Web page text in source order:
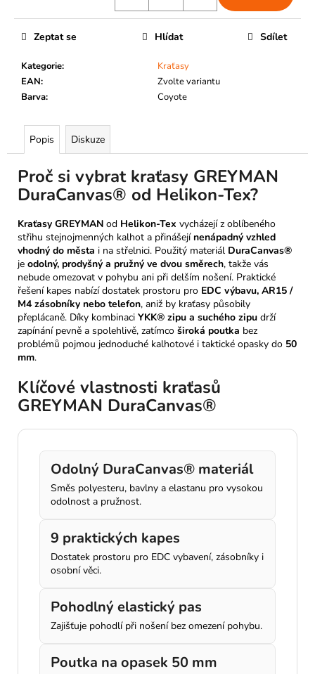
Kategorie:
Kraťasy
EAN:
Zvolte variantu
Barva: Coyote
Zeptat se Hlídat Sdílet
Popis Diskuze
Proč si vybrat kraťasy GREYMAN
DuraCanvas® od Helikon-Tex?
Kraťasy GREYMAN od Helikon-Tex vycházejí z oblíbeného
střihu stejnojmenných kalhot a přinášejínenápadný vzhled
vhodný do města i na střelnici. Použitý materiál DuraCanvas®
je odolný, prodyšný a pružný ve dvou směrech, takže vás
nebude omezovat v pohybu ani při delším nošení. Praktické
řešení kapes nabízí dostatek prostoru pro EDC výbavu, AR15 /
M4 zásobníky nebo telefon, aniž by kraťasy působily
přeplácaně. Díky kombinaci YKK® zipu a suchého zipu drží
zapínání pevně a spolehlivě, zatímco široká poutka bez
problémů pojmou jednoduché kalhotové i taktické opasky do 50
mm.
Klíčové vlastnosti kraťasů
GREYMAN DuraCanvas®
Odolný DuraCanvas® materiál
Směs polyesteru, bavlny a elastanu pro vysokou
odolnost a pružnost.
9 praktických kapes
Dostatek prostoru pro EDC vybavení, zásobníky i
osobní věci.
Pohodlný elastický pas
Zajišťuje pohodlí při nošení bez omezení pohybu.
Poutka na opasek 50 mm